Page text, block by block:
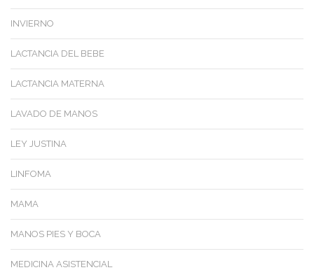
INVIERNO
LACTANCIA DEL BEBE
LACTANCIA MATERNA
LAVADO DE MANOS
LEY JUSTINA
LINFOMA
MAMA
MANOS PIES Y BOCA
MEDICINA ASISTENCIAL